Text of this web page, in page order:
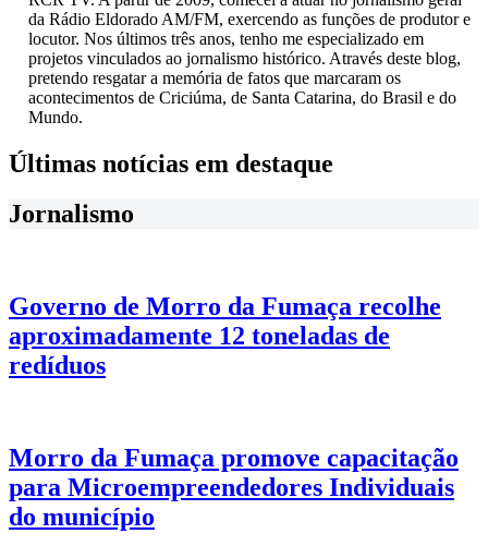
da Rádio Eldorado AM/FM, exercendo as funções de produtor e
locutor. Nos últimos três anos, tenho me especializado em
projetos vinculados ao jornalismo histórico. Através deste blog,
pretendo resgatar a memória de fatos que marcaram os
acontecimentos de Criciúma, de Santa Catarina, do Brasil e do
Mundo.
Últimas notícias em destaque
Jornalismo
Governo de Morro da Fumaça recolhe
aproximadamente 12 toneladas de
redíduos
Morro da Fumaça promove capacitação
para Microempreendedores Individuais
do município